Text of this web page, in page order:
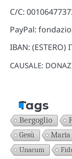
C/C:
PayPal:
IBAN: (ESTERO)
CAUSALE:
Tags
Bergoglio
Gesù Maria
Unacum